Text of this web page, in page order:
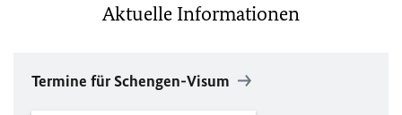
Aktuelle Informationen
Termine für Schengen-Visum